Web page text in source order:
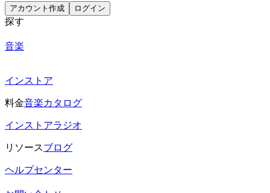
アカウント作成 ログイン
探す
音楽
インストア
料金音楽カタログ
インストアラジオ
リソースブログ
ヘルプセンター